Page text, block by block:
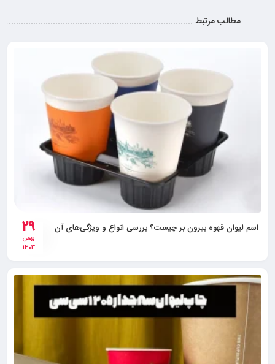
مطالب مرتبط
29
بهمن
1403
اسم لیوان قهوه بیرون بر چیست؟ بررسی انواع و ویژگی‌های آن